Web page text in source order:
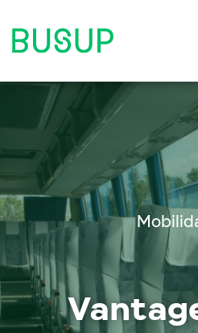
Início
Categorias do Blog
Ebooks